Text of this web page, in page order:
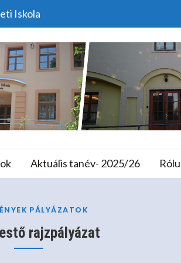
Iskola
Aktuális tanév- 2025/26
Home Pályázatok
PÁLYÁZATOK
rajzpályázat